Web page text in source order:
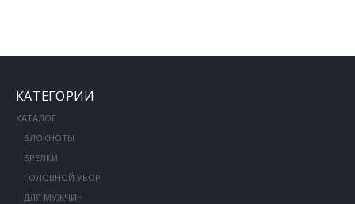
КАТЕГОРИИ
КАТАЛОГ
БЛОКНОТЫ
БРЕЛКИ
ГОЛОВНОЙ УБОР
ДЛЯ МУЖЧИН